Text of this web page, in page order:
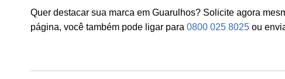
Quer destacar sua marca em Guarulhos? Solicite agora
página, você também pode ligar para 0800 025 8025 ou